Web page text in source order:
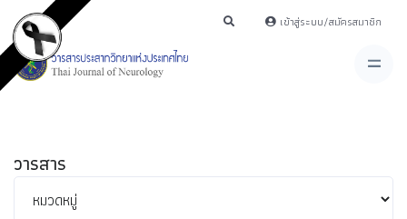
เข้าสู่ระบบ/สมัครสมาชิก
วารสาร